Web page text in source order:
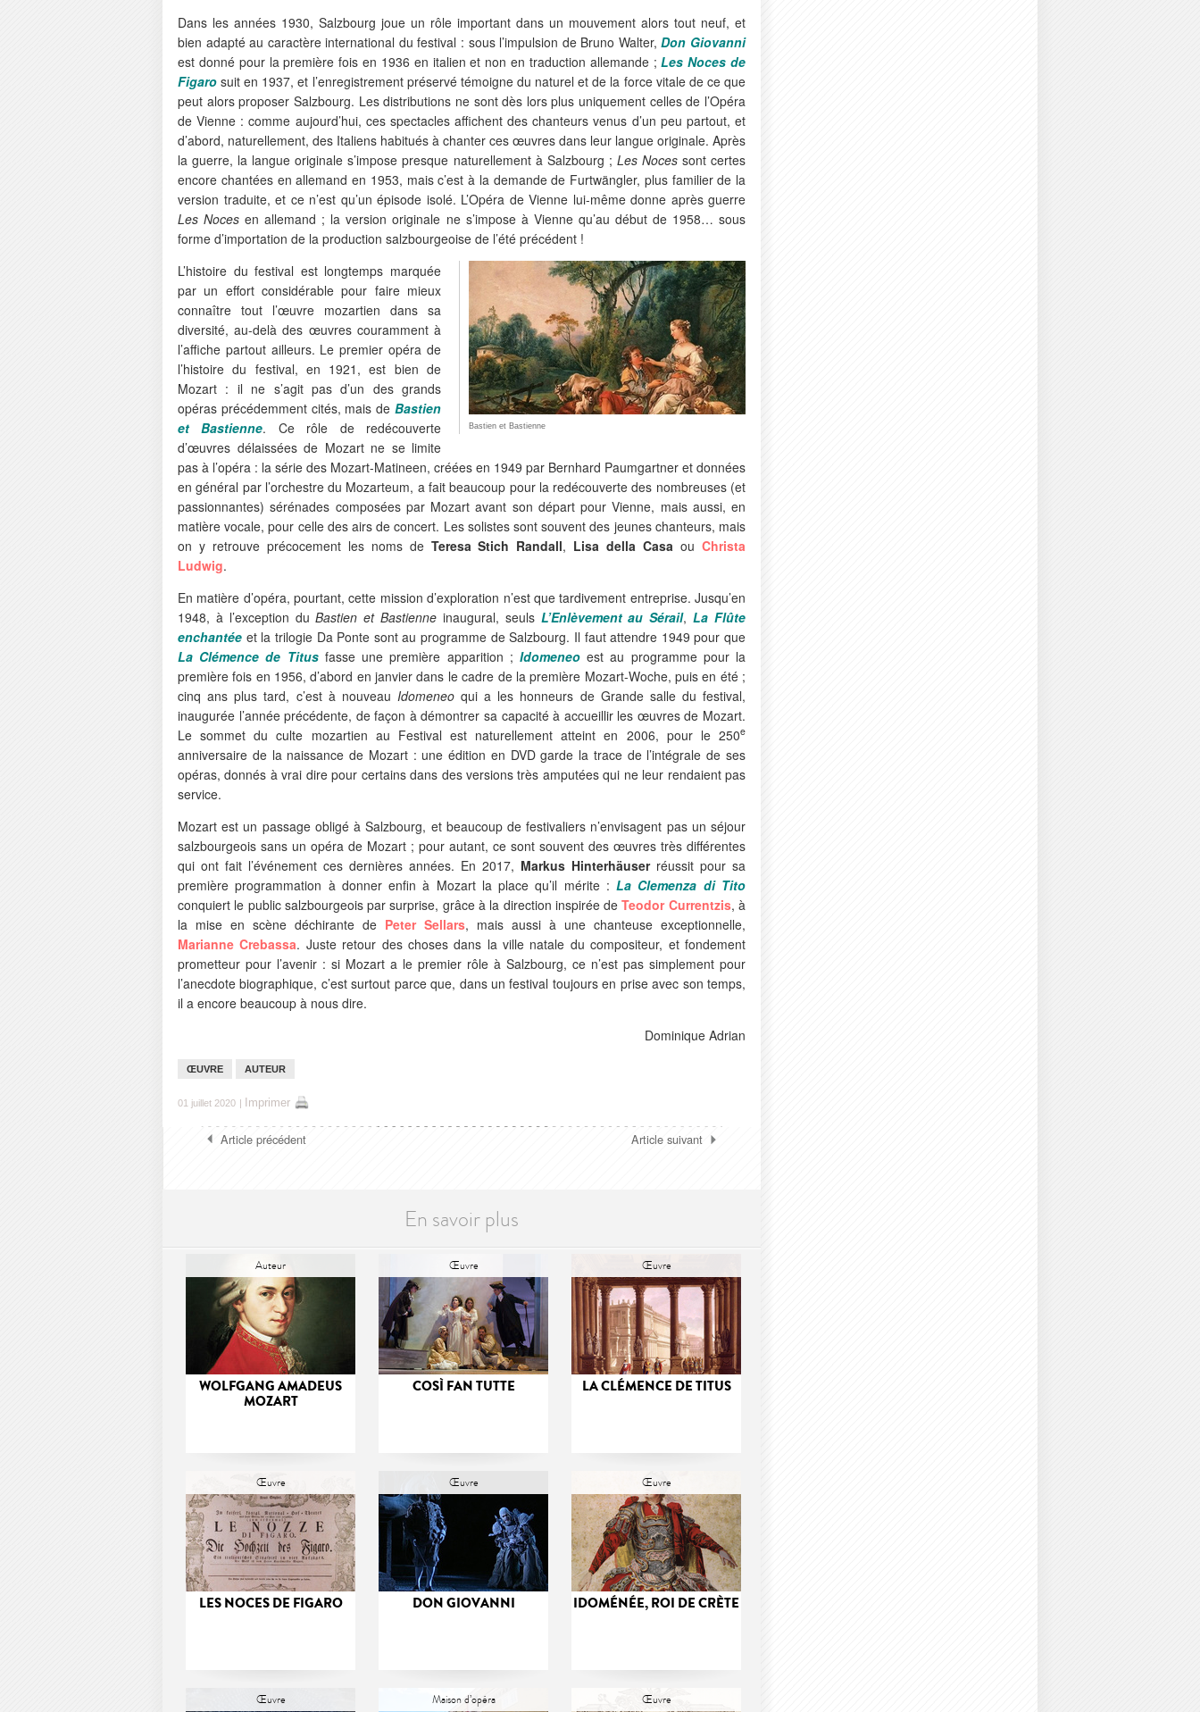
Dans les années 1930, Salzbourg joue un rôle important dans un mouvement alors tout neuf, et
bien adapté au caractère international du festival : sous l’impulsion de Bruno Walter,Don Giovanni
est donné pour la première fois en 1936 en italien et non en traduction allemande ;Les Noces de
Figaro suit en 1937, et l’enregistrement préservé témoigne du naturel et de la force vitale de ce que
peut alors proposer Salzbourg. Les distributions ne sont dès lors plus uniquement celles de l’Opéra
de Vienne : comme aujourd’hui, ces spectacles affichent des chanteurs venus d’un peu partout, et
d’abord, naturellement, des Italiens habitués à chanter ces œuvres dans leur langue originale. Après
la guerre, la langue originale s’impose presque naturellement à Salzbourg ; Les Nocessont certes
encore chantées en allemand en 1953, mais c’est à la demande de Furtwängler, plus familier de la
version traduite, et ce n’est qu’un épisode isolé. L’Opéra de Vienne lui-même donne après guerre
Les Noces en allemand ; la version originale ne s’impose à Vienne qu’au début de 1958… sous
forme d’importation de la production salzbourgeoise de l’été précédent !
Bastien et Bastienne
L’histoire du festival est longtemps marquée
par un effort considérable pour faire mieux
connaître tout l’œuvre mozartien dans sa
diversité, au-delà des œuvres couramment à
l’affiche partout ailleurs. Le premier opéra de
l’histoire du festival, en 1921, est bien de
Mozart : il ne s’agit pas d’un des grands
opéras précédemment cités, mais de Bastien
et Bastienne. Ce rôle de redécouverte
d’œuvres délaissées de Mozart ne se limite
pas à l’opéra : la série des Mozart-Matineen, créées en 1949 par Bernhard Paumgartner et données
en général par l’orchestre du Mozarteum, a fait beaucoup pour la redécouverte des nombreuses (et
passionnantes) sérénades composées par Mozart avant son départ pour Vienne, mais aussi, en
matière vocale, pour celle des airs de concert. Les solistes sont souvent des jeunes chanteurs, mais
on y retrouve précocement les noms de Teresa Stich Randall, Lisa della Casa ouChrista
Ludwig.
En matière d’opéra, pourtant, cette mission d’exploration n’est que tardivement entreprise. Jusqu’en
1948, à l’exception duBastien et Bastienne inaugural, seuls L’Enlèvement au Sérail,La Flûte
enchantée et la trilogie Da Ponte sont au programme de Salzbourg. Il faut attendre 1949 pour que
La Clémence de Titusfasse une première apparition ; Idomeneoest au programme pour la
première fois en 1956, d’abord en janvier dans le cadre de la première Mozart-Woche, puis en été ;
cinq ans plus tard, c’est à nouveau Idomeneoqui a les honneurs de Grande salle du festival,
inaugurée l’année précédente, de façon à démontrer sa capacité à accueillir les œuvres de Mozart.
Le sommet du culte mozartien au Festival est naturellement atteint en 2006, pour le 250e
anniversaire de la naissance de Mozart : une édition en DVD garde la trace de l’intégrale de ses
opéras, donnés à vrai dire pour certains dans des versions très amputées qui ne leur rendaient pas
service.
Mozart est un passage obligé à Salzbourg, et beaucoup de festivaliers n’envisagent pas un séjour
salzbourgeois sans un opéra de Mozart ; pour autant, ce sont souvent des œuvres très différentes
qui ont fait l’événement ces dernières années. En 2017, Markus Hinterhäuserréussit pour sa
première programmation à donner enfin à Mozart la place qu’il mérite :La Clemenza di Tito
conquiert le public salzbourgeois par surprise, grâce à la direction inspirée deTeodor Currentzis, à
la mise en scène déchirante de Peter Sellars, mais aussi à une chanteuse exceptionnelle,
Marianne Crebassa. Juste retour des choses dans la ville natale du compositeur, et fondement
prometteur pour l’avenir : si Mozart a le premier rôle à Salzbourg, ce n’est pas simplement pour
l’anecdote biographique, c’est surtout parce que, dans un festival toujours en prise avec son temps,
il a encore beaucoup à nous dire.
Dominique Adrian
ŒUVRE AUTEUR
01 juillet 2020 | Imprimer
Article précédent Article suivant
En savoir plus
Auteur
WOLFGANG AMADEUS
MOZART
Œuvre
COSÌ FAN TUTTE
Œuvre
LA CLÉMENCE DE TITUS
Œuvre
LES NOCES DE FIGARO
Œuvre
DON GIOVANNI
Œuvre
IDOMÉNÉE, ROI DE CRÈTE
Œuvre Maison d’opéra Œuvre